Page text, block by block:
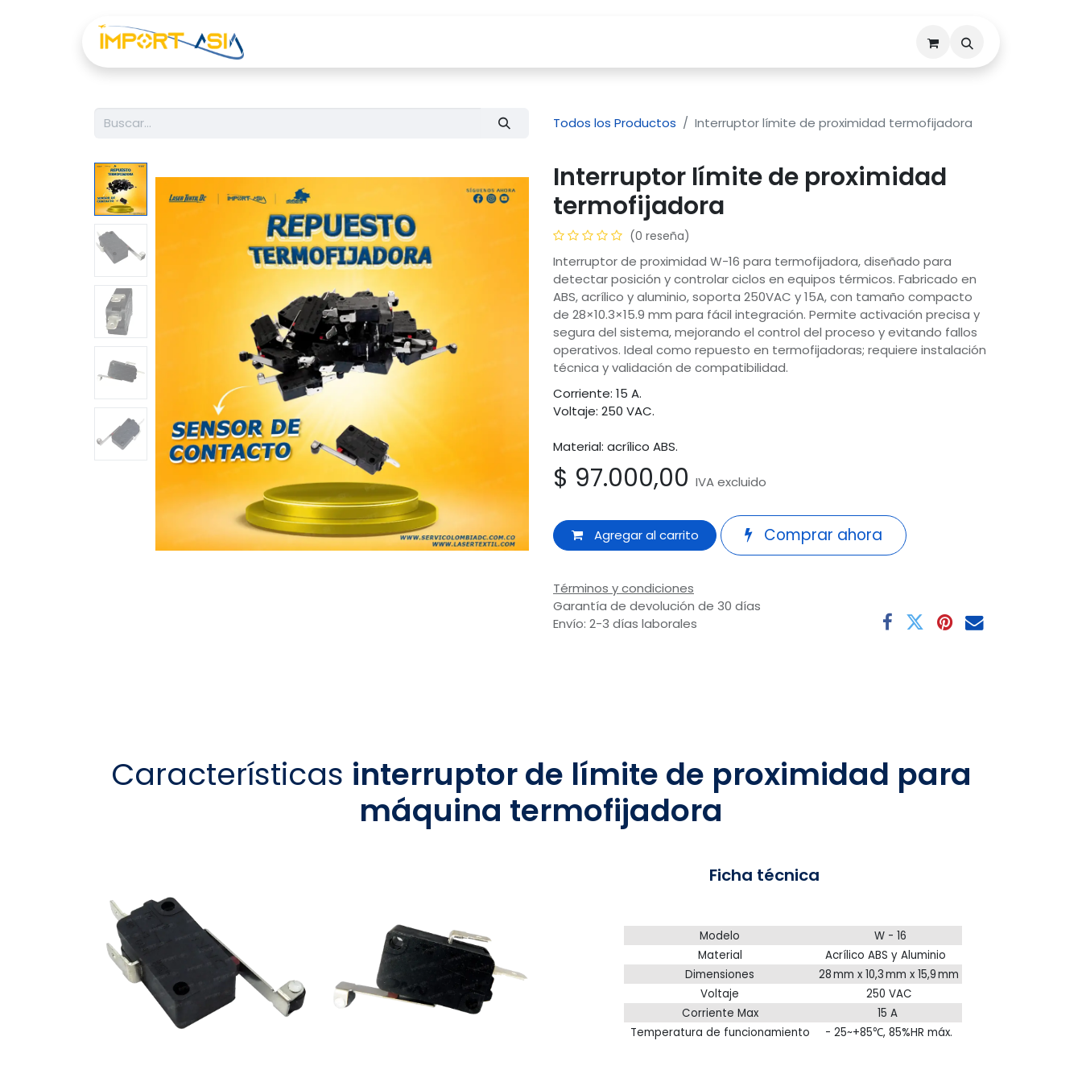
Contáctenos
Todos los Productos Interruptor límite de proximidad termofijadora
Interruptor límite de proximidad
termofijadora
(0 reseña)
Interruptor de proximidad W-16 para termofijadora, diseñado para
detectar posición y controlar ciclos en equipos térmicos. Fabricado en
ABS, acrílico y aluminio, soporta 250VAC y 15A, con tamaño compacto
de 28×10.3×15.9 mm para fácil integración. Permite activación precisa y
segura del sistema, mejorando el control del proceso y evitando fallos
operativos. Ideal como repuesto en termofijadoras; requiere instalación
técnica y validación de compatibilidad.
Corriente: 15 A.
Voltaje: 250 VAC.
Material: acrílico ABS.
$ 97.000,00 IVA excluido
Agregar al carrito Comprar ahora
Términos y condiciones
Garantía de devolución de 30 días
Envío: 2-3 días laborales
Características interruptor de límite de proximidad para
máquina termofijadora
Ficha técnica
Modelo
W - 16
Material
Acrílico ABS y Aluminio
Dimensiones
28 mm x 10,3 mm x 15,9 mm
Voltaje
250 VAC
Corriente Max
15 A
Temperatura de funcionamiento
- 25~+85℃, 85%HR máx.